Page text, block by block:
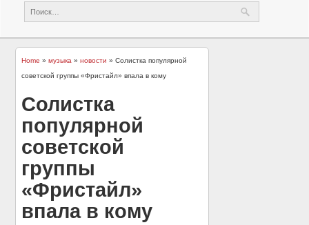
Home »музыка »новости » Солистка популярной
советской группы «Фристайл» впала в кому
Солистка
популярной
советской
группы
«Фристайл»
впала в кому